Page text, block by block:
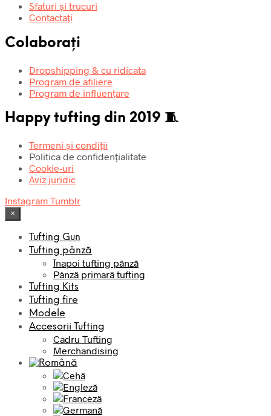
Sfaturi și trucuri
Contactați
Colaborați
Dropshipping & cu ridicata
Program de afiliere
Program de influențare
Happy tufting din 2019 🧵
Termeni și condiții
Politica de confidențialitate
Cookie-uri
Aviz juridic
Instagram Tumblr
×
Tufting Gun
Tufting pânză
Înapoi tufting pânză
Pânză primară tufting
Tufting Kits
Tufting fire
Modele
Accesorii Tufting
Cadru Tufting
Merchandising